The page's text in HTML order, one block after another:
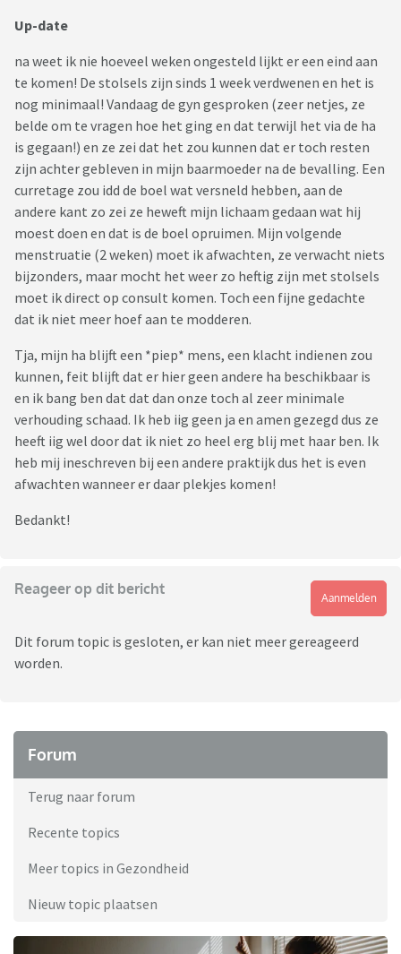
Up-date
na weet ik nie hoeveel weken ongesteld lijkt er een eind aan
te komen! De stolsels zijn sinds 1 week verdwenen en het is
nog minimaal! Vandaag de gyn gesproken (zeer netjes, ze
belde om te vragen hoe het ging en dat terwijl het via de ha
is gegaan!) en ze zei dat het zou kunnen dat er toch resten
zijn achter gebleven in mijn baarmoeder na de bevalling. Een
curretage zou idd de boel wat versneld hebben, aan de
andere kant zo zei ze heweft mijn lichaam gedaan wat hij
moest doen en dat is de boel opruimen. Mijn volgende
menstruatie (2 weken) moet ik afwachten, ze verwacht niets
bijzonders, maar mocht het weer zo heftig zijn met stolsels
moet ik direct op consult komen. Toch een fijne gedachte
dat ik niet meer hoef aan te modderen.
Tja, mijn ha blijft een *piep* mens, een klacht indienen zou
kunnen, feit blijft dat er hier geen andere ha beschikbaar is
en ik bang ben dat dat dan onze toch al zeer minimale
verhouding schaad. Ik heb iig geen ja en amen gezegd dus ze
heeft iig wel door dat ik niet zo heel erg blij met haar ben. Ik
heb mij ineschreven bij een andere praktijk dus het is even
afwachten wanneer er daar plekjes komen!
Bedankt!
Reageer op dit bericht
Aanmelden
Dit forum topic is gesloten, er kan niet meer gereageerd
worden.
Forum
Terug naar forum
Recente topics
Meer topics in Gezondheid
Nieuw topic plaatsen